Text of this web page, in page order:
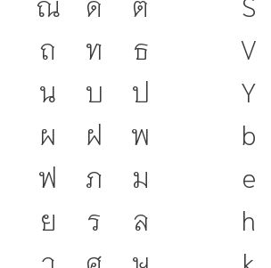
ถ
ท
ธ
น
บ
ป
ผ
ฝ
พ
ฟ
ภ
ม
ย
ร
ล
V
Y
b
e
h